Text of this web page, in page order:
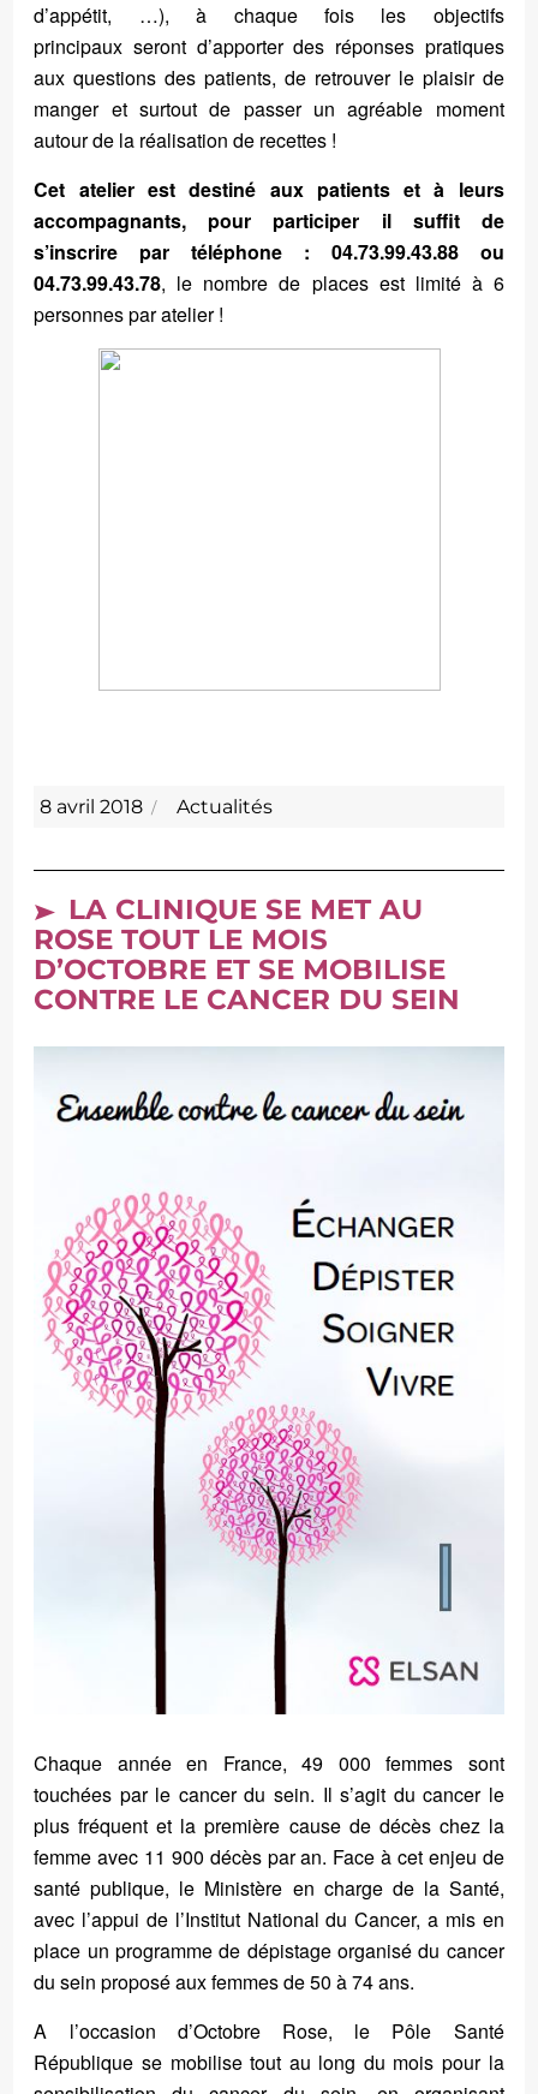
d’appétit, …), à chaque fois les objectifs
principaux seront d’apporter des réponses pratiques
aux questions des patients, de retrouver le plaisir de
manger et surtout de passer un agréable moment
autour de la réalisation de recettes !
Cet atelier est destiné aux patients et à leurs
accompagnants, pour participer il suffit de
s’inscrire par téléphone : 04.73.99.43.88 ou
04.73.99.43.78, le nombre de places est limité à 6
personnes par atelier !
Publié
8 avril 2018 Catégories
Actualités
LA CLINIQUE SE MET AU
ROSE TOUT LE MOIS
D’OCTOBRE ET SE MOBILISE
CONTRE LE CANCER DU SEIN
Chaque année en France, 49 000 femmes sont
touchées par le cancer du sein. Il s’agit du cancer le
plus fréquent et la première cause de décès chez la
femme avec 11 900 décès par an. Face à cet enjeu de
santé publique, le Ministère en charge de la Santé,
avec l’appui de l’Institut National du Cancer, a mis en
place un programme de dépistage organisé du cancer
du sein proposé aux femmes de 50 à 74 ans.
A l’occasion d’Octobre Rose, le Pôle Santé
République se mobilise tout au long du mois pour la